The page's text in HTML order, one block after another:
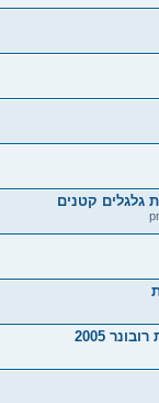
גלגלים קטנים
2005